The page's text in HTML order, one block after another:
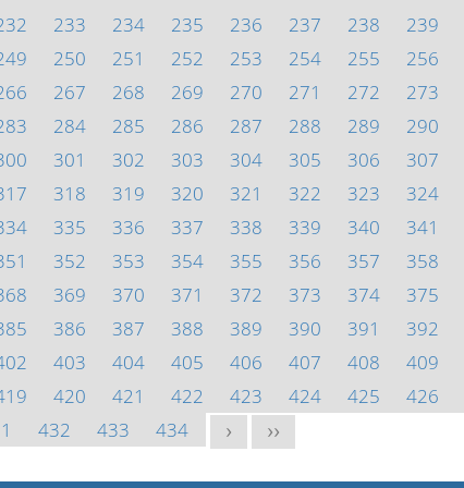
233 234 235 236 237 238 239
250 251 252 253 254 255 256
267 268 269 270 271 272 273
284 285 286 287 288 289 290
301 302 303 304 305 306 307
318 319 320 321 322 323 324
335 336 337 338 339 340 341
352 353 354 355 356 357 358
369 370 371 372 373 374 375
386 387 388 389 390 391 392
403 404 405 406 407 408 409
420 421 422 423 424 425 426
432 433 434 > >>